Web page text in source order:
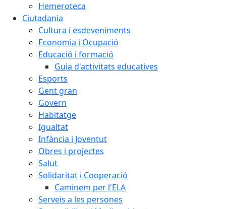
Hemeroteca
Ciutadania
Cultura i esdeveniments
Economia i Ocupació
Educació i formació
Guia d'activitats educatives
Esports
Gent gran
Govern
Habitatge
Igualtat
Infància i Joventut
Obres i projectes
Salut
Solidaritat i Cooperació
Caminem per l'ELA
Serveis a les persones